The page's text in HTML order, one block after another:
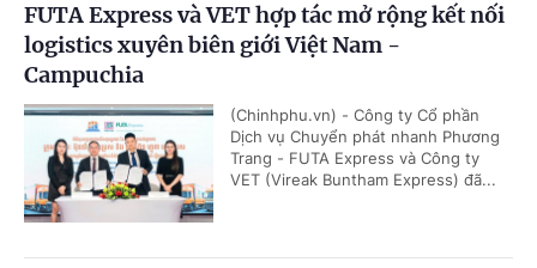
FUTA Express và VET hợp tác mở rộng kết nối
logistics xuyên biên giới Việt Nam -
Campuchia
(Chinhphu.vn) - Công ty Cổ phần
Dịch vụ Chuyển phát nhanh Phương
Trang - FUTA Express và Công ty
VET (Vireak Buntham Express) đã...